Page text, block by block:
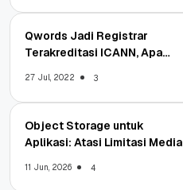
Qwords Jadi Registrar
Terakreditasi ICANN, Apa
27 Jul, 2022 3
Object Storage untuk
Aplikasi: Atasi Limitasi Media
11 Jun, 2026 4